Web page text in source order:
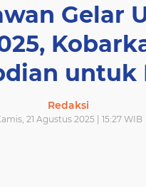
Gelar
untuk
Redaksi
21 Agustus 2025 | 15:27 WIB